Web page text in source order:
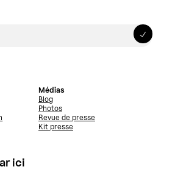
Médias
Blog
Photos
Revue de presse
Kit presse
ici